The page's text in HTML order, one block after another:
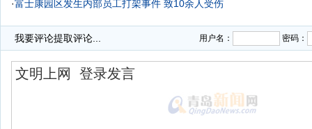
·富士康园区发生内部员工打架事件 致10余人受伤
我要评论提取评论... 用户名： 密码：